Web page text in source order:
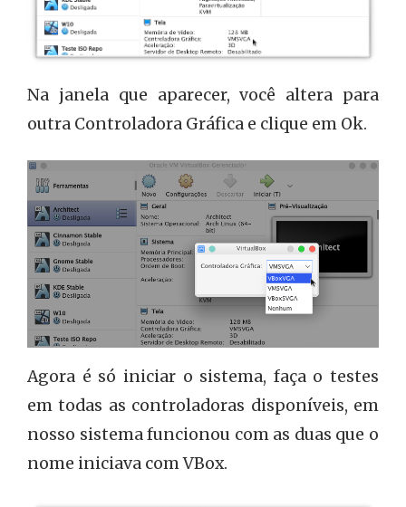
Tela inicial do Virtualbox.
Controladora Gráfica do Virtualbox.
Na janela que aparecer, você altera para
outra Controladora Gráfica e clique em Ok.
Agora é só iniciar o sistema, faça o testes
em todas as controladoras disponíveis, em
nosso sistema funcionou com as duas que o
nome iniciava com VBox.